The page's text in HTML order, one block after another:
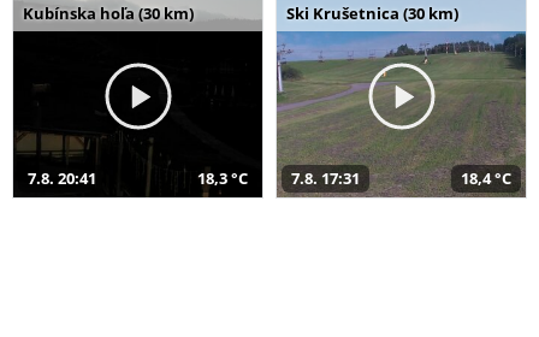
Kubínska hoľa (30 km)
7.8. 20:41 18,3 °C
Ski Krušetnica (30 km)
7.8. 17:31 18,4 °C